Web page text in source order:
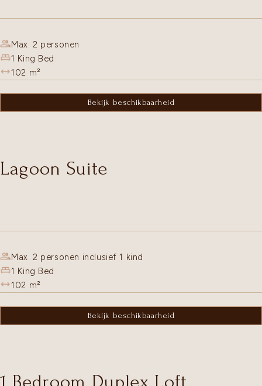
Max. 2 personen
1 King Bed
102 m²
Bekijk beschikbaarheid
Lagoon Suite
Max. 2 personen inclusief 1 kind
1 King Bed
102 m²
Bekijk beschikbaarheid
1 Bedroom Duplex Loft